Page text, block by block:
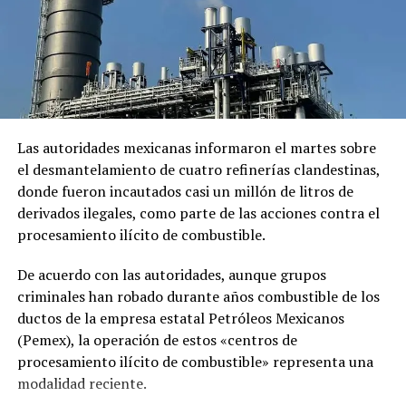
RELATED TOPICS: CONFLICTO
LÓPEZ OBRADOR
MÉXICO
NEUTRALIDAD PRESIDENTE
RUSIA
UCRANIA
UP NEXT
VIDEO + 18 AÑOS: Cámara de vigilancia captó la
ejecución de un hombre en Tamaulipas
Familiares de mineros atrapados en Coahuila denuncian
amenazas
Las autoridades mexicanas informaron el martes sobre
el desmantelamiento de cuatro refinerías clandestinas,
donde fueron incautados casi un millón de litros de
derivados ilegales, como parte de las acciones contra el
procesamiento ilícito de combustible.
De acuerdo con las autoridades, aunque grupos
criminales han robado durante años combustible de los
ductos de la empresa estatal Petróleos Mexicanos
(Pemex), la operación de estos «centros de
procesamiento ilícito de combustible» representa una
modalidad reciente.